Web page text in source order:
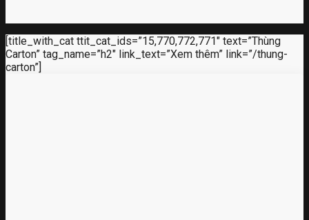
[title_with_cat ttit_cat_ids=”15,770,772,771″ text=”Thùng
Carton” tag_name=”h2″ link_text=”Xem thêm” link=”/thung-
carton”]